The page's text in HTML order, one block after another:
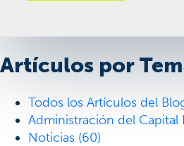
Artículos por
Todos los Artículos del
Administración del Capital
Noticias (60)